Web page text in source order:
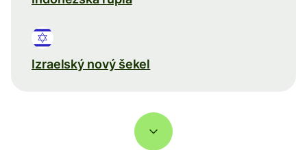
Izraelský nový šekel